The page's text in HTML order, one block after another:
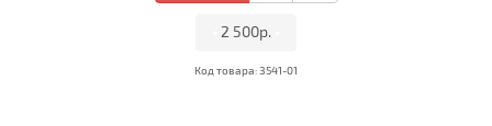
2 500р.
Код товара: 3541-01